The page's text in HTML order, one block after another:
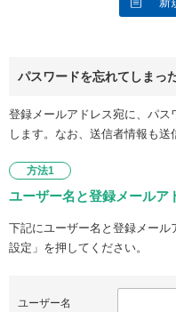
パスワードを忘れてしまっ
登録メールアドレス宛に、パ
します。なお、送信者情報も送
方法1
ユーザー名と登録メールア
下記にユーザー名と登録メー
設定」を押してください。
ユーザー名